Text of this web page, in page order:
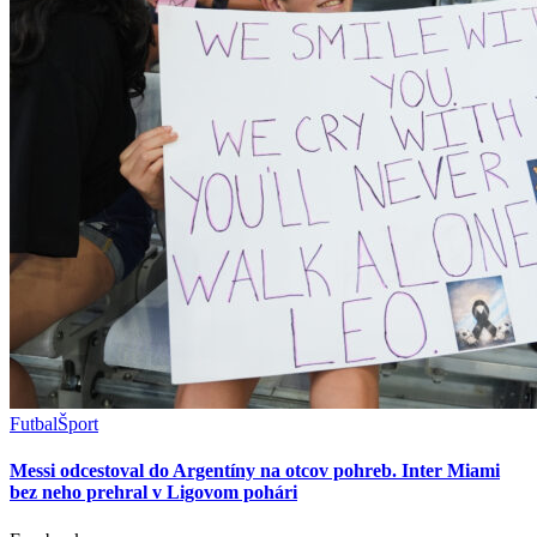
FutbalŠport
Messi odcestoval do Argentíny na otcov pohreb. Inter Miami
bez neho prehral v Ligovom pohári